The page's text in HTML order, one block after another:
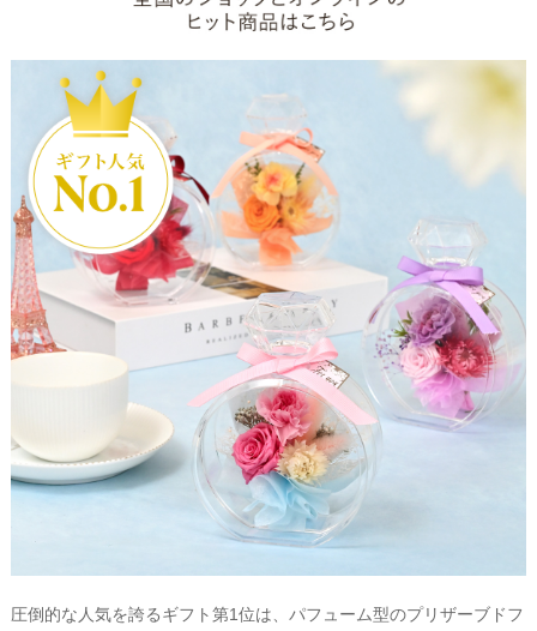
圧倒的な人気を誇るギフト第1位は、パフューム型のプリザーブドフ